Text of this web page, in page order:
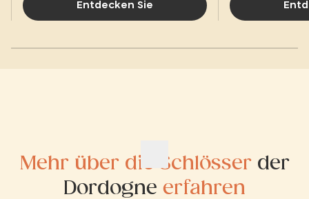
Entdecken Sie
Mehr über die Schlösserder
Dordogne erfahren